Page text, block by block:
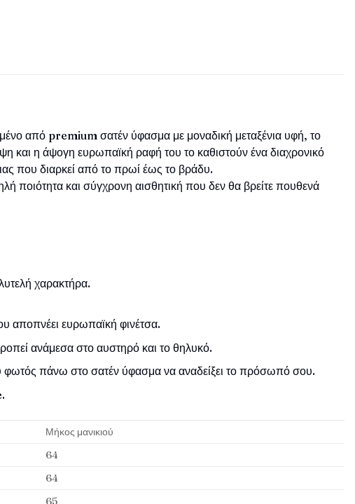
από premium σατέν ύφασμα με μοναδική μεταξένια υφή, το
και η άψογη ευρωπαϊκή ραφή του το καθιστούν ένα διαχρονικό
που διαρκεί από το πρωί έως το βράδυ.
ποιότητα και σύγχρονη αισθητική που δεν θα βρείτε πουθενά
χαρακτήρα.
αποπνέει ευρωπαϊκή φινέτσα.
ανάμεσα στο αυστηρό και το θηλυκό.
πάνω στο σατέν ύφασμα να αναδείξει το πρόσωπό σου.
Μήκος μανικιού
64
64
65